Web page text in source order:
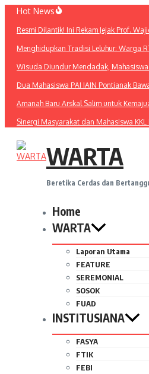
Lewati
konten
Hot News
Resmi Dilantik! Ini Rekam Jejak Prof.
Menghidupkan Tradisi Leluhur: Warga
Wisuda Diundur Mendadak, Mahasiswa
Dua Mahasiswa PAI IAIN Pontianak
Amanah Baru Arskal Salim untuk
Sinergi Masyarakat dan Mahasiswa
WARTA
Beretika Cerdas dan
Home
WARTA
Laporan Utama
FEATURE
SEREMONIAL
SOSOK
FUAD
INSTITUSIANA
FASYA
FTIK
FEBI